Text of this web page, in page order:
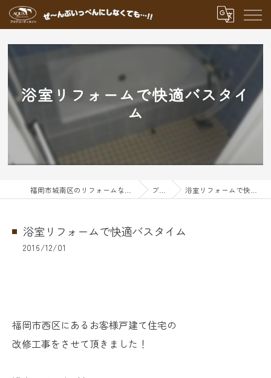
浴室リフォームで快適バスタイ
ム
ブログ 浴室リフォームで快適バスタイム
浴室リフォームで快適バスタイム
2016/12/01
福岡市西区にあるお客様戸建て住宅の
改修工事をさせて頂きました！